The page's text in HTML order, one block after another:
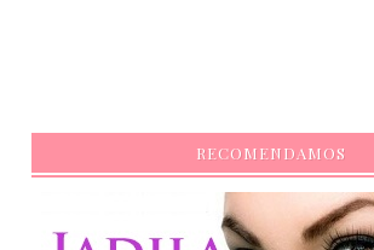
RECOMENDAMOS